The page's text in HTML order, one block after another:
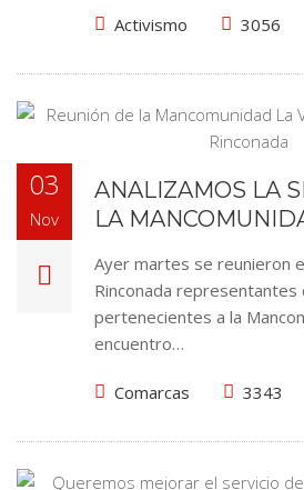
Activismo 3056
03
Nov
ANALIZAMOS LA
LA
Ayer martes se reunieron
Rinconada representantes
pertenecientes a la
encuentro…
Comarcas 3343